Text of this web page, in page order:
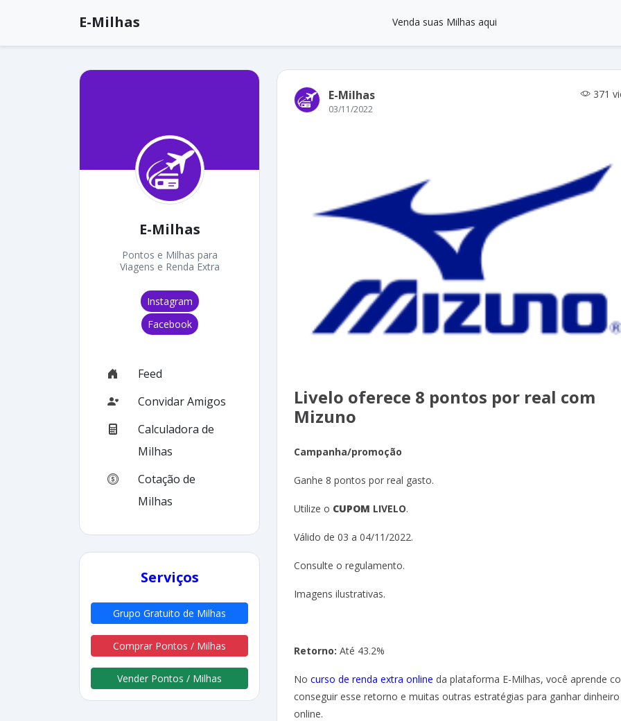
E-Milhas Venda suas Milhas aqui
E-Milhas
Pontos e Milhas para
Viagens e Renda Extra
Instagram
Facebook
Feed
Convidar Amigos
Calculadora de
Milhas
Cotação de
Milhas
Serviços
Grupo Gratuito de Milhas
Comprar Pontos / Milhas
Vender Pontos / Milhas
E-Milhas 371
03/11/2022
Livelo oferece 8 pontos por real com
Mizuno
Campanha/promoção
Ganhe 8 pontos por real gasto.
Utilize o CUPOM LIVELO.
Válido de 03 a 04/11/2022.
Consulte o regulamento.
Imagens ilustrativas.
Retorno: Até 43.2%
No curso de renda extra online da plataforma E-Milhas, você aprende
conseguir esse retorno e muitas outras estratégias para ganhar dinheiro
online.